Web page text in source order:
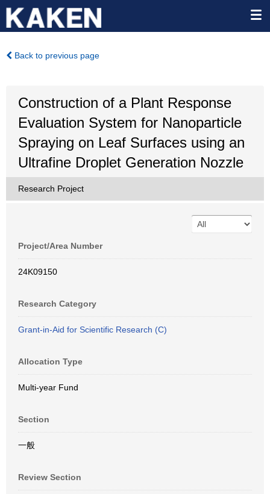
Back to previous page
Construction of a Plant Response
Evaluation System for Nanoparticle
Spraying on Leaf Surfaces using an
Ultrafine Droplet Generation Nozzle
Research Project
Project/Area Number
24K09150
Research Category
Grant-in-Aid for Scientific Research (C)
Allocation Type
Multi-year Fund
Section
一般
Review Section